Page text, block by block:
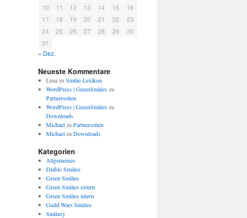
10
11 12 13 14 15
16
17
18 19 20 21 22
23
24
25 26 27 28 29
30
31
« Dez.
Neueste Kommentare
Lenazu Smilie-Lexikon
WordPress | GreenSmilieszu
Partnerseiten
WordPress | GreenSmilieszu
Downloads
Michaelzu Partnerseiten
Michaelzu Downloads
Kategorien
Allgemeines
Diablo Smilies
Green Smilies
Green Smilies extern
Green Smilies intern
Guild Wars Smilies
Smilaxy